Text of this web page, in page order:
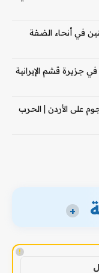
في أنحاء الضفة
جزيرة قشم الإيرانية
على الأردن | الحرب
+
!